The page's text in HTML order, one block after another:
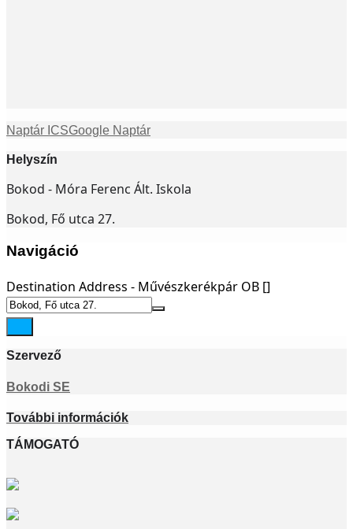
Naptár ICSGoogle Naptár
Helyszín
Bokod - Móra Ferenc Ált. Iskola
Bokod, Fő utca 27.
Navigáció
Destination Address - Művészkerékpár OB []
Szervező
Bokodi SE
További információk
TÁMOGATÓ